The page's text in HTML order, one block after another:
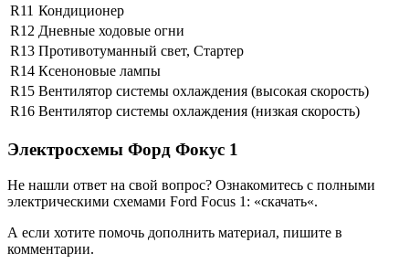
R11 Кондиционер
R12 Дневные ходовые огни
R13 Противотуманный свет, Стартер
R14 Ксеноновые лампы
R15 Вентилятор системы охлаждения (высокая скорость)
R16 Вентилятор системы охлаждения (низкая скорость)
Электросхемы Форд Фокус 1
Не нашли ответ на свой вопрос? Ознакомитесь с полными
электрическими схемами Ford Focus 1: «скачать«.
А если хотите помочь дополнить материал, пишите в
комментарии.